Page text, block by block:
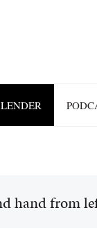
hand from